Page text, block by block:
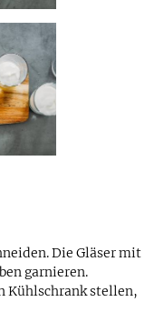
Die Gläser mit
garnieren.
Kühlschrank stellen,